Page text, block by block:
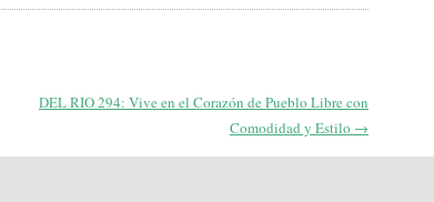
DEL RIO 294: Vive en el Corazón de Pueblo Libre con
Comodidad y Estilo →